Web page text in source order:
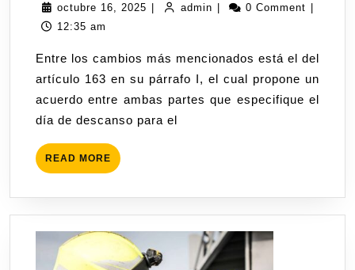
octubre 16, 2025 admin 0 Comment
12:35 am
Entre los cambios más mencionados está el del
artículo 163 en su párrafo I, el cual propone un
acuerdo entre ambas partes que especifique el
día de descanso para el
READ MORE